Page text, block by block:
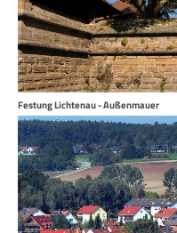
Festung Lichtenau - Außenmauer